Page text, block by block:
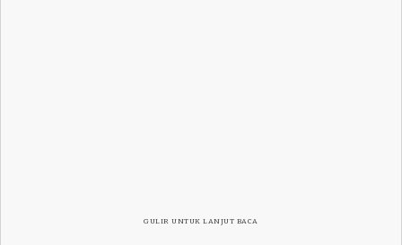
GULIR UNTUK LANJUT BACA